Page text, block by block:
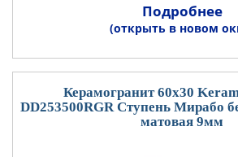
Подробнее
(открыть в новом
Керамогранит 60x30
DD253500RGR Ступень Мирабо
матовая 9мм